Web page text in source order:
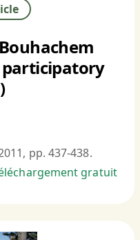
pp. 437-438.
gratuit